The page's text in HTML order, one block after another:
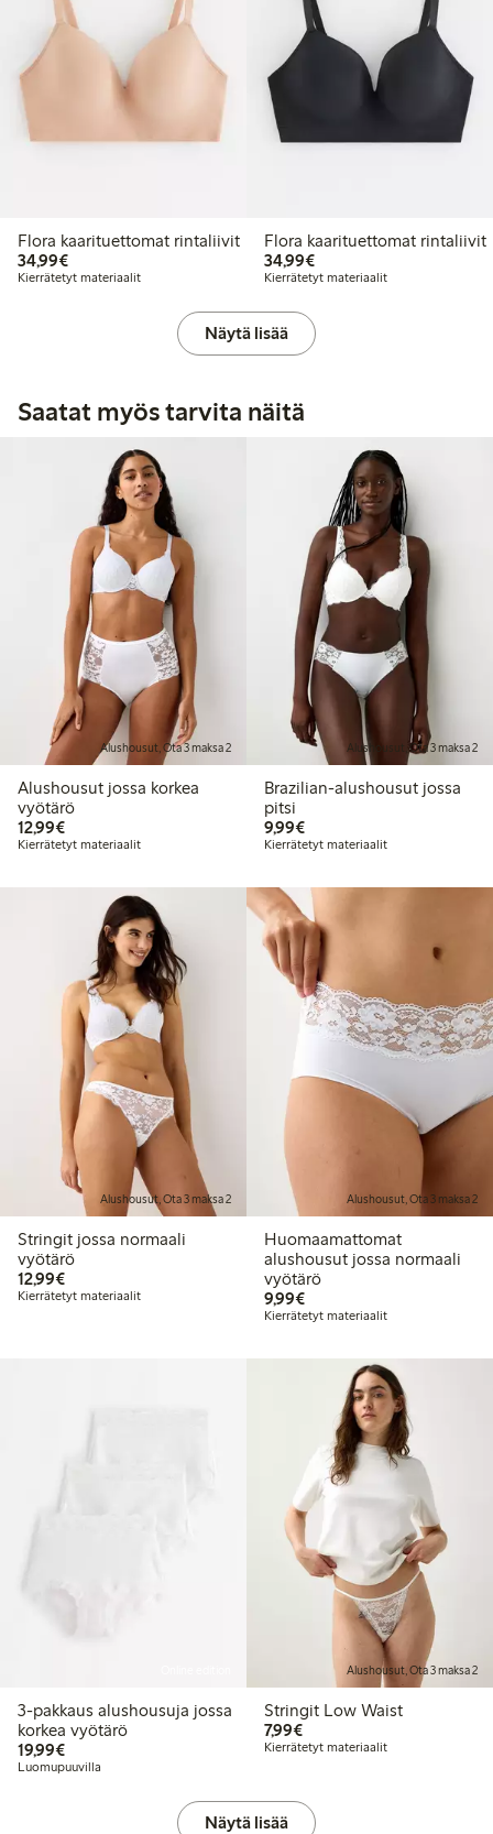
Flora kaarituettomat rintaliivit
34,99€34,99 €
Kierrätetyt materiaalit
Flora kaarituettomat rintaliivit
34,99€34,99 €
Kierrätetyt materiaalit
Näytä lisää
Saatat myös tarvita näitä
Alushousut, Ota 3 maksa 2
Alushousut jossa korkea
vyötärö
12,99€12,99 €
Kierrätetyt materiaalit
Alushousut, Ota 3 maksa 2
Brazilian-alushousut jossa
pitsi
9,99€9,99 €
Kierrätetyt materiaalit
Alushousut, Ota 3 maksa 2
Stringit jossa normaali
vyötärö
12,99€12,99 €
Kierrätetyt materiaalit
Alushousut, Ota 3 maksa 2
Huomaamattomat
alushousut jossa normaali
vyötärö
9,99€9,99 €
Kierrätetyt materiaalit
3-pakkaus alushousuja jossa
korkea vyötärö
19,99€19,99 €
Luomupuuvilla
Alushousut, Ota 3 maksa 2
Stringit Low Waist
7,99€7,99 €
Kierrätetyt materiaalit
Näytä lisää